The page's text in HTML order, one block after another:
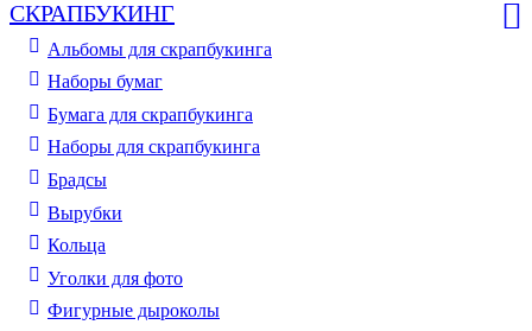
СКРАПБУКИНГ
Альбомы для скрапбукинга
Наборы бумаг
Бумага для скрапбукинга
Наборы для скрапбукинга
Брадсы
Вырубки
Кольца
Уголки для фото
Фигурные дыроколы